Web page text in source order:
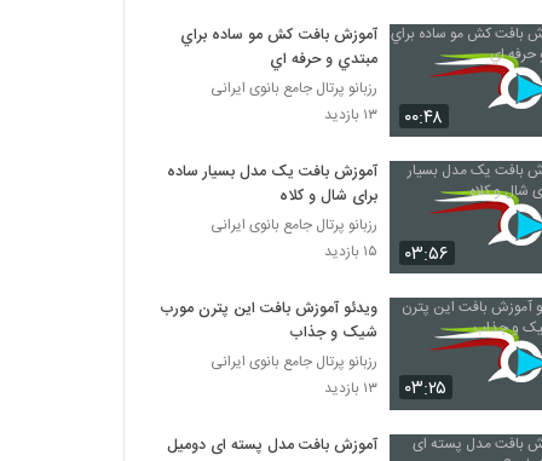
۰۰:۴۸
آموزش بافت كش مو ساده براي
مبتدي و حرفه اي
رزبانو پرتال جامع بانوی ایرانی
۱۳ بازدید
۰۳:۵۶
آموزش بافت یک مدل بسیار ساده
برای شال و کلاه
رزبانو پرتال جامع بانوی ایرانی
۱۵ بازدید
۰۳:۲۵
ویدئو آموزش بافت این پترن مورب
شیک و جذاب
رزبانو پرتال جامع بانوی ایرانی
۱۳ بازدید
آموزش بافت مدل پسته ای دومیل